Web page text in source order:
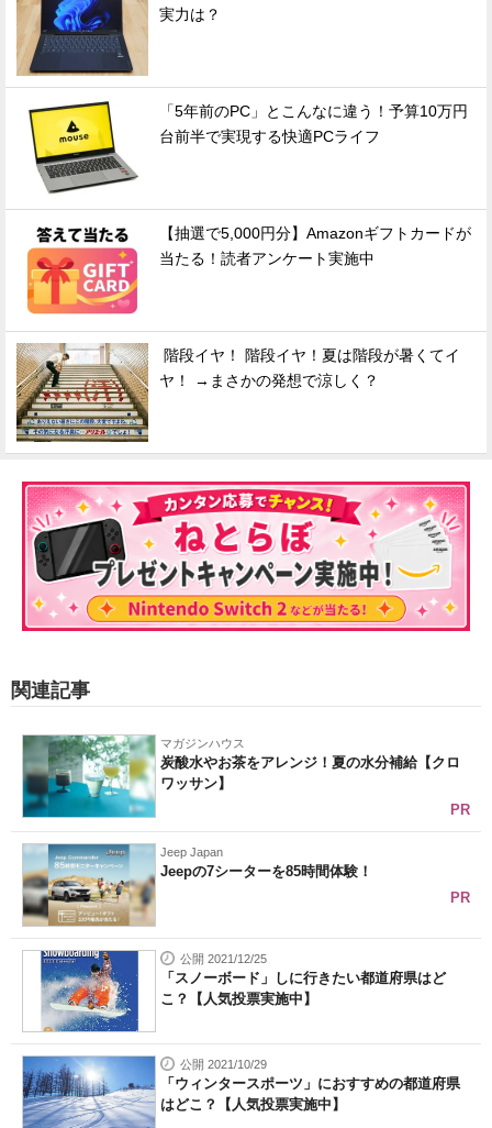
実力は？
「5年前のPC」とこんなに違う！予算10万円
台前半で実現する快適PCライフ
【抽選で5,000円分】Amazonギフトカードが
当たる！読者アンケート実施中
階段イヤ！ 階段イヤ！夏は階段が暑くてイ
ヤ！ →まさかの発想で涼しく？
関連記事
マガジンハウス
炭酸水やお茶をアレンジ！夏の水分補給【クロ
ワッサン】
PR
Jeep Japan
Jeepの7シーターを85時間体験！
PR
公開 2021/12/25
「スノーボード」しに行きたい都道府県はど
こ？【人気投票実施中】
公開 2021/10/29
「ウィンタースポーツ」におすすめの都道府県
はどこ？【人気投票実施中】